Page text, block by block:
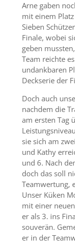
Arne gaben
mit einem
Sieben
Finale, wobei
geben
Team reichte
undankbaren
Deckserie der
Doch auch
nachdem die
am ersten Tag
sie sich am
und Kathy
und 6. Nach
doch das soll
Teamwertung,
Unser Küken
mit einer
er als 3. ins
souverän.
er in der